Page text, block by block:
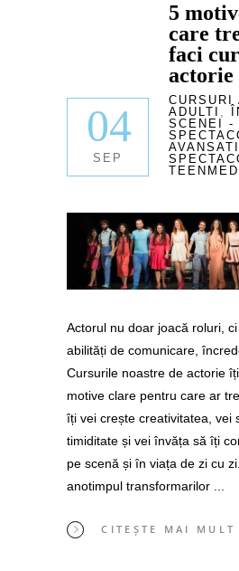
04
SEP
5
care
faci
actorie
CURSURI
ADULTI ,
SCENEI -
AVANSATI
Actorul nu doar joacă roluri,
abilități de comunicare,
Cursurile noastre de actorie
motive clare pentru care ar
îți vei crește creativitatea, vei
timiditate și vei învăța să îți
pe scenă și în viața de zi cu
anotimpul transformarilor
CITEȘTE MAI MULT